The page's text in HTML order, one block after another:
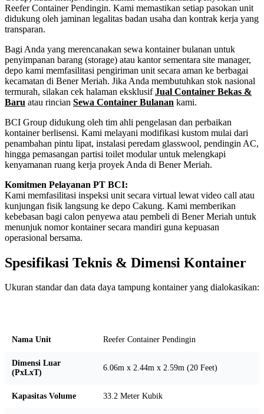
Reefer Container Pendingin. Kami memastikan setiap pasokan unit
didukung oleh jaminan legalitas badan usaha dan kontrak kerja yang
transparan.
Bagi Anda yang merencanakan sewa kontainer bulanan untuk
penyimpanan barang (storage) atau kantor sementara site manager,
depo kami memfasilitasi pengiriman unit secara aman ke berbagai
kecamatan di Bener Meriah. Jika Anda membutuhkan stok nasional
termurah, silakan cek halaman eksklusifJual Container Bekas &
Baru atau rincian Sewa Container Bulanan kami.
BCI Group didukung oleh tim ahli pengelasan dan perbaikan
kontainer berlisensi. Kami melayani modifikasi kustom mulai dari
penambahan pintu lipat, instalasi peredam glasswool, pendingin AC,
hingga pemasangan partisi toilet modular untuk melengkapi
kenyamanan ruang kerja proyek Anda di Bener Meriah.
Komitmen Pelayanan PT BCI:
Kami memfasilitasi inspeksi unit secara virtual lewat video call atau
kunjungan fisik langsung ke depo Cakung. Kami memberikan
kebebasan bagi calon penyewa atau pembeli di Bener Meriah untuk
menunjuk nomor kontainer secara mandiri guna kepuasan
operasional bersama.
Spesifikasi Teknis & Dimensi Kontainer
Ukuran standar dan data daya tampung kontainer yang dialokasikan:
Nama Unit Reefer Container Pendingin
Dimensi Luar
(PxLxT)
6.06m x 2.44m x 2.59m (20 Feet)
Kapasitas Volume 33.2 Meter Kubik